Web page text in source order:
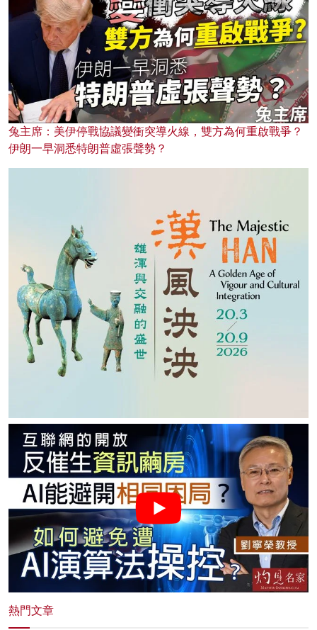
兔主席：美伊停戰協議變衝突導火線，雙方為何重啟戰爭？
伊朗一早洞悉特朗普虛張聲勢？
熱門文章